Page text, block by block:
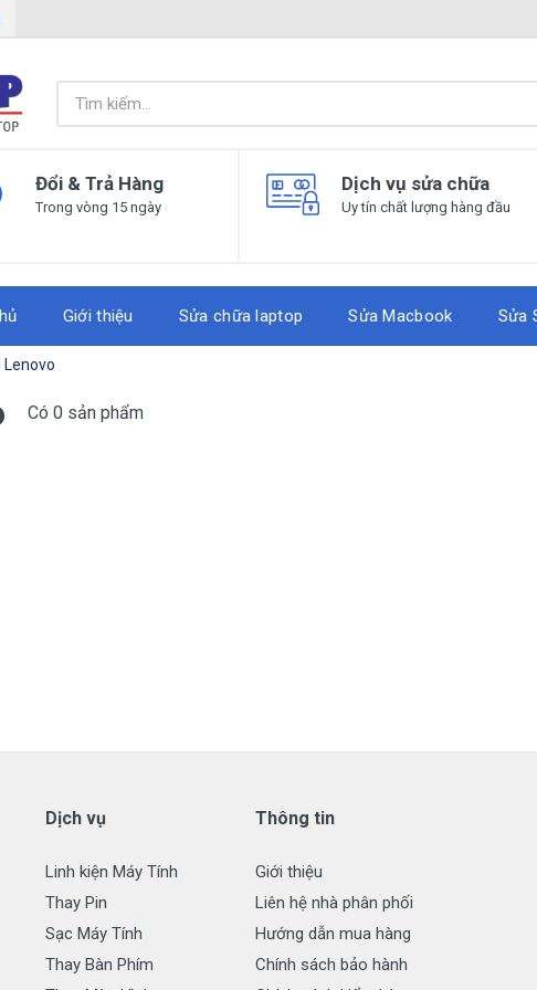
Đổi & Trả Hàng
Trong vòng 15 ngày
Dịch vụ sửa chữa
Uy tín chất lượng hàng đầu
Giới thiệu Sửa chữa laptop Sửa Macbook Sửa
Lenovo
Có 0 sản phẩm
Dịch vụ
Linh kiện Máy Tính
Thay Pin
Sạc Máy Tính
Thay Bàn Phím
Thông tin
Giới thiệu
Liên hệ nhà phân phối
Hướng dẫn mua hàng
Chính sách bảo hành